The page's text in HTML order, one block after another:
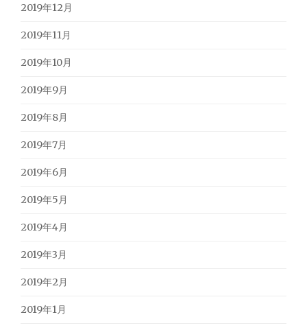
2019年12月
2019年11月
2019年10月
2019年9月
2019年8月
2019年7月
2019年6月
2019年5月
2019年4月
2019年3月
2019年2月
2019年1月